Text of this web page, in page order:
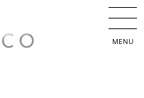
MENU